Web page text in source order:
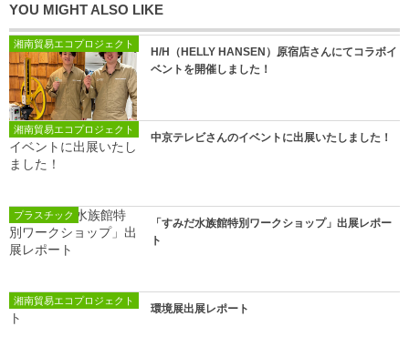
YOU MIGHT ALSO LIKE
湘南貿易エコプロジェクト
H/H（HELLY HANSEN）原宿店さんにてコラボイ
ベントを開催しました！
湘南貿易エコプロジェクト
中京テレビさんのイベントに出展いたしました！
プラスチック
「すみだ水族館特別ワークショップ」出展レポー
ト
湘南貿易エコプロジェクト
環境展出展レポート